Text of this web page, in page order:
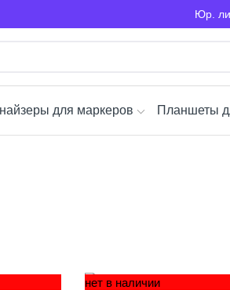
Юр.
для маркеров Планшеты
нет в наличии